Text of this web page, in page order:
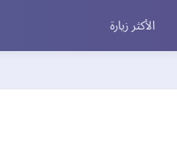
الأكثر زيارة